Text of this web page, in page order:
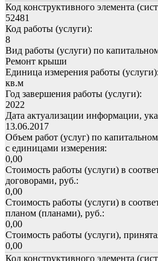
Код конструктивного элемента
52481
Код работы (услуги):
8
Вид работы (услуги) по
Ремонт крыши
Единица измерения работы (услуги):
кв.м
Год завершения работы (услуги):
2022
Дата актуализации информации,
13.06.2017
Объем работ (услуг) по
с единицами измерения:
0,00
Стоимость работы (услуги) в
договорами, руб.:
0,00
Стоимость работы (услуги) в
планом (планами), руб.:
0,00
Стоимость работы (услуги),
0,00
Код конструктивного элемента